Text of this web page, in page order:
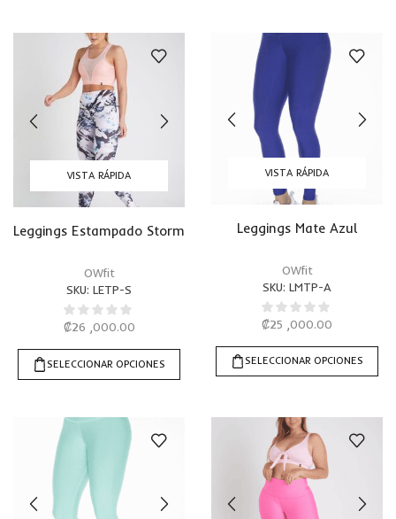
VISTA RÁPIDA
Leggings Estampado Storm
OWfit
SKU: LETP-S
₡26 ,000.00
SELECCIONAR OPCIONES
VISTA RÁPIDA
Leggings Mate Azul
OWfit
SKU: LMTP-A
₡25 ,000.00
SELECCIONAR OPCIONES